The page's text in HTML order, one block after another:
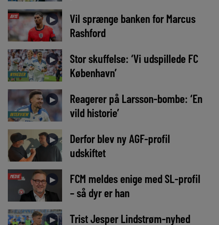
AVIS ►
Vil sprænge banken for Marcus
Rashford
NYHEDER
►
Stor skuffelse: ‘Vi udspillede FC
København’
INTERVIEW
►
Reagerer på Larsson-bombe: ‘En
vild historie’
►
Derfor blev ny AGF-profil
udskiftet
MEDIE ►
FCM meldes enige med SL-profil
– så dyr er han
►
Trist Jesper Lindstrøm-nyhed